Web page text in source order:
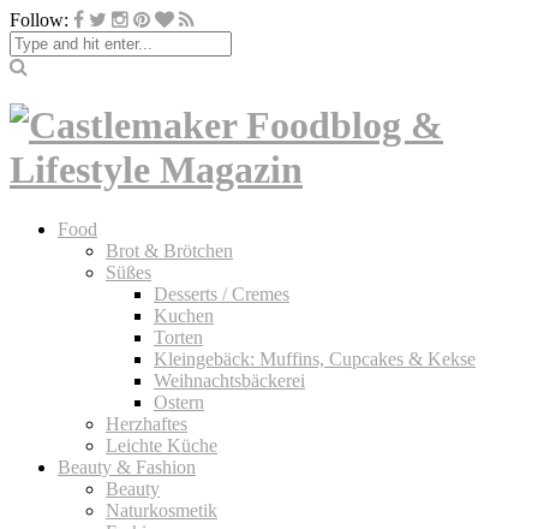
Follow:
Food
Brot & Brötchen
Süßes
Desserts / Cremes
Kuchen
Torten
Kleingebäck: Muffins, Cupcakes & Kekse
Weihnachtsbäckerei
Ostern
Herzhaftes
Leichte Küche
Beauty & Fashion
Beauty
Naturkosmetik